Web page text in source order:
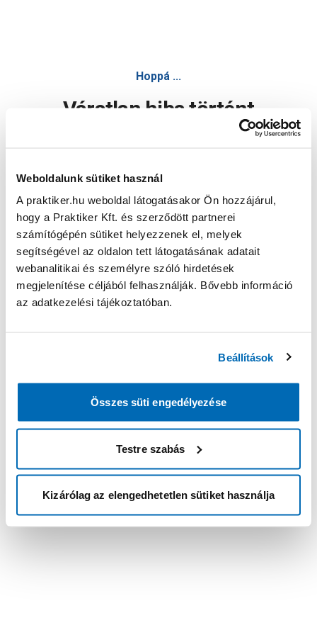
Weboldalunk sütiket használ
A praktiker.hu weboldal látogatásakor Ön hozzájárul,
hogy a Praktiker Kft. és szerződött partnerei
számítógépén sütiket helyezzenek el, melyek
segítségével az oldalon tett látogatásának adatait
webanalitikai és személyre szóló hirdetések
megjelenítése céljából felhasználják. Bővebb információ
az adatkezelési tájékoztatóban.
Beállítások
Összes süti engedélyezése
Testre szabás
Kizárólag az elengedhetetlen sütiket használja
Hoppá ...
Váratlan hiba történt
Oldal újratöltése